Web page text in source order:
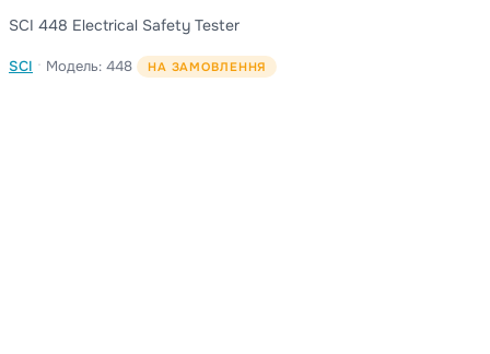
SCI 448 Electrical Safety Tester
SCI · Модель: 448 НА ЗАМОВЛЕННЯ